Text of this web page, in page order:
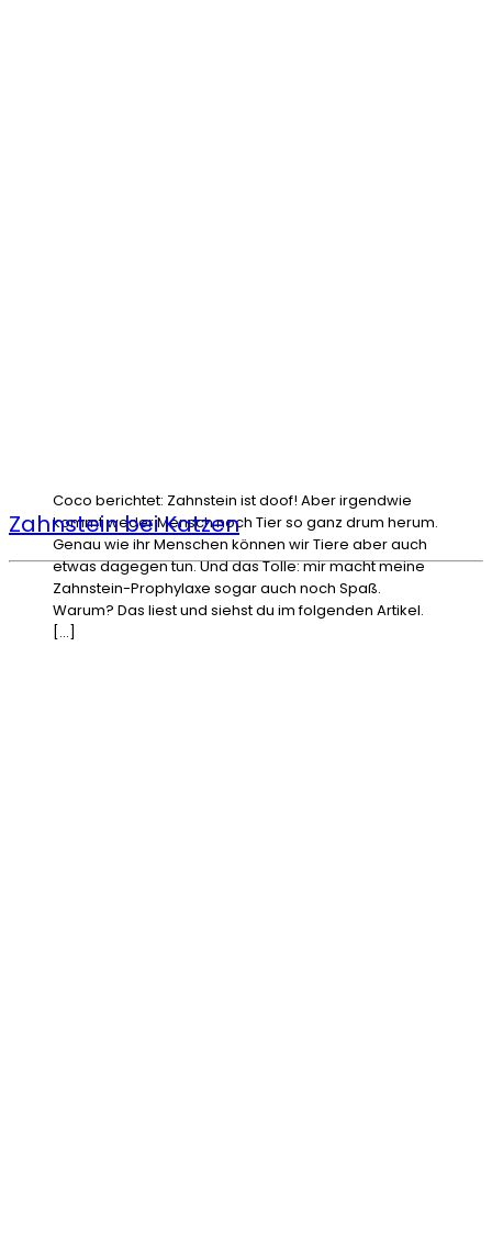
Coco berichtet: Zahnstein ist doof! Aber irgendwie
kommt weder Mensch noch Tier so ganz drum herum.
Genau wie ihr Menschen können wir Tiere aber auch
etwas dagegen tun. Und das Tolle: mir macht meine
Zahnstein-Prophylaxe sogar auch noch Spaß.
Warum? Das liest und siehst du im folgenden Artikel.
[…]
Zahnstein bei Katzen